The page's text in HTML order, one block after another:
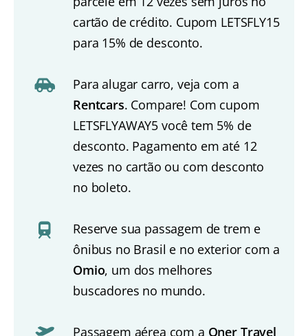
cartão de crédito. Cupom LETSFLY15
para 15% de desconto.
Para alugar carro, veja com a
Rentcars. Compare! Com cupom
LETSFLYAWAY5 você tem 5% de
desconto. Pagamento em até 12
vezes no cartão ou com desconto
no boleto.
Reserve sua passagem de trem e
ônibus no Brasil e no exterior com a
Omio, um dos melhores
buscadores no mundo.
Passagem aérea com a Oner Travel